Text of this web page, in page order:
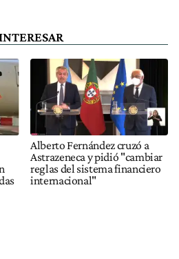
Alberto Fernández cruzó a
Astrazeneca y pidió "cambiar
reglas del sistema financiero
internacional"